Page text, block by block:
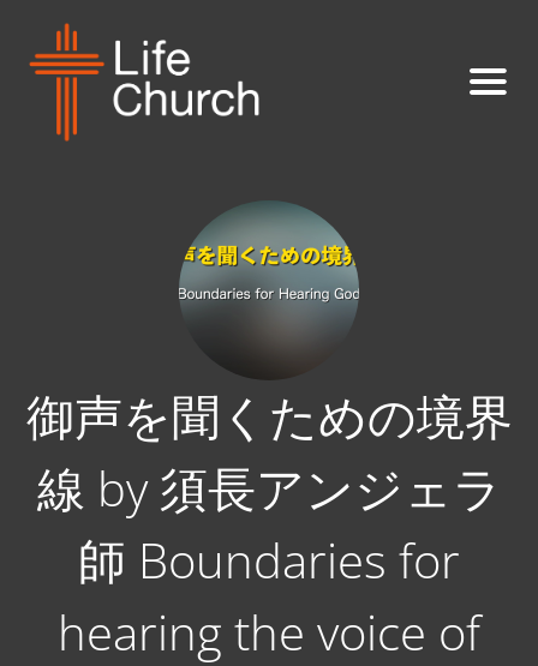
御声を聞くための境界
線 by 須長アンジェラ
師 Boundaries for
hearing the voice of